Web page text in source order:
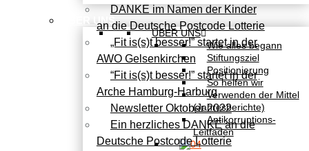
ÜBER UNS
Wie alles begann
Stiftungsziel
Positionierung
So helfen wir
Verwenden der Mittel
(Jahresberichte)
Antikorruptions-
Leitfaden
DANKE im Namen der Kinder
an die Deutsche Postcode Lotterie
„Fit is(s)t besser!” startet in der
AWO Gelsenkirchen
“Fit is(s)t besser!” startet in der
Arche Hamburg-Harburg
Newsletter Oktober 2022
Ein herzliches DANKE an die
Deutsche Postcode Lotterie